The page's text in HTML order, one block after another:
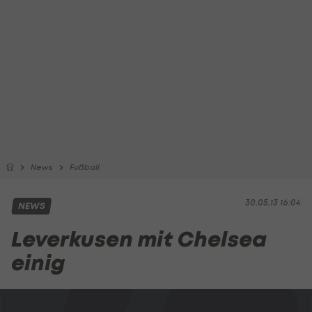
News Fußball
30.05.13 16:04
NEWS
Leverkusen mit Chelsea
einig